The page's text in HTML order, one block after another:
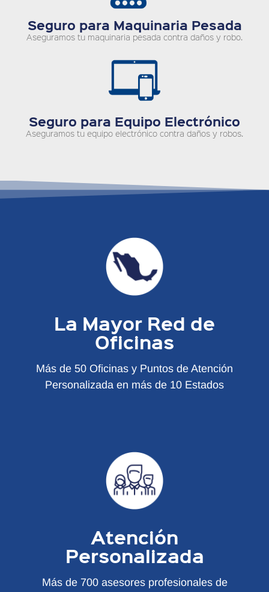
Seguro para Maquinaria Pesada
Aseguramos tu maquinaria pesada contra daños y robo.
Seguro para Equipo Electrónico
Aseguramos tu equipo electrónico contra daños y robos.
La Mayor Red de
Oficinas
Más de 50 Oficinas y Puntos de Atención
Personalizada en más de 10 Estados
Atención
Personalizada
Más de 700 asesores profesionales de